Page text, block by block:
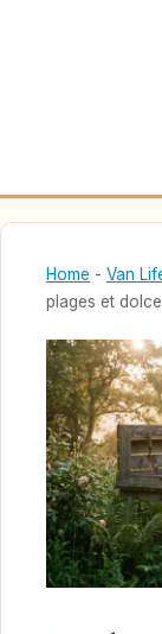
Home - Van
plages et